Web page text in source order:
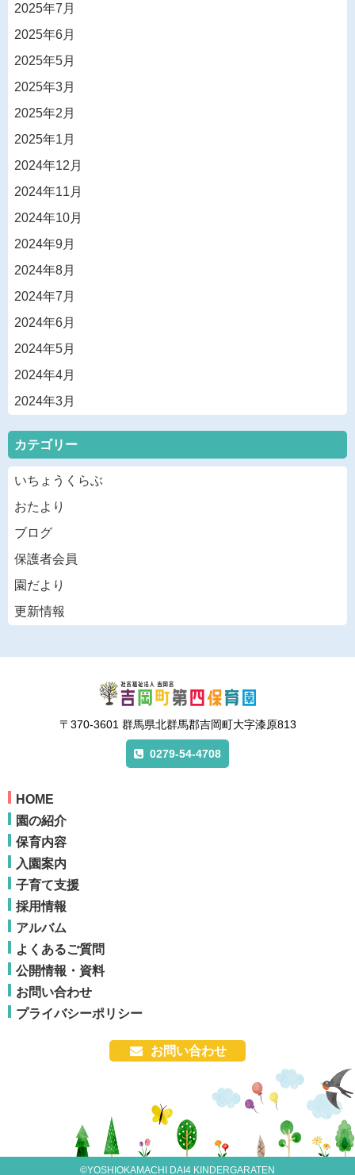
2025年7月
2025年6月
2025年5月
2025年3月
2025年2月
2025年1月
2024年12月
2024年11月
2024年10月
2024年9月
2024年8月
2024年7月
2024年6月
2024年5月
2024年4月
2024年3月
カテゴリー
いちょうくらぶ
おたより
ブログ
保護者会員
園だより
更新情報
〒370-3601 群馬県北群馬郡吉岡町大字漆原813
0279-54-4708
HOME
園の紹介
保育内容
入園案内
子育て支援
採用情報
アルバム
よくあるご質問
公開情報・資料
お問い合わせ
プライバシーポリシー
お問い合わせ
©YOSHIOKAMACHI DAI4 KINDERGARATEN